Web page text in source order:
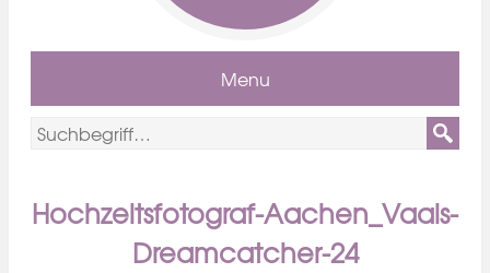
Menu
Hochzeitsfotograf-Aachen_Vaals-
Dreamcatcher-24